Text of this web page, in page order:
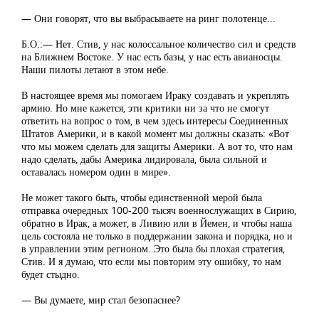
— Они говорят, что вы выбрасываете на ринг полотенце...
Б.О.:— Нет. Стив, у нас колоссальное количество сил и средств
на Ближнем Востоке. У нас есть базы, у нас есть авианосцы.
Наши пилоты летают в этом небе.
В настоящее время мы помогаем Ираку создавать и укреплять
армию. Но мне кажется, эти критики ни за что не смогут
ответить на вопрос о том, в чем здесь интересы Соединенных
Штатов Америки, и в какой момент мы должны сказать: «Вот
что мы можем сделать для защиты Америки. А вот то, что нам
надо сделать, дабы Америка лидировала, была сильной и
оставалась номером один в мире».
Не может такого быть, чтобы единственной мерой была
отправка очередных 100-200 тысяч военнослужащих в Сирию,
обратно в Ирак, а может, в Ливию или в Йемен, и чтобы наша
цель состояла не только в поддержании закона и порядка, но и
в управлении этим регионом. Это была бы плохая стратегия,
Стив. И я думаю, что если мы повторим эту ошибку, то нам
будет стыдно.
— Вы думаете, мир стал безопаснее?